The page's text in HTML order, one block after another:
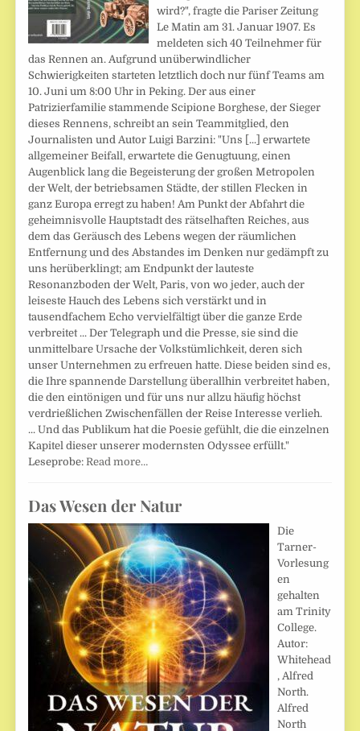
wird?", fragte die Pariser Zeitung
Le Matin am 31. Januar 1907. Es
meldeten sich 40 Teilnehmer für
das Rennen an. Aufgrund unüberwindlicher
Schwierigkeiten starteten letztlich doch nur fünf Teams am
10. Juni um 8:00 Uhr in Peking. Der aus einer
Patrizierfamilie stammende Scipione Borghese, der Sieger
dieses Rennens, schreibt an sein Teammitglied, den
Journalisten und Autor Luigi Barzini: "Uns [...] erwartete
allgemeiner Beifall, erwartete die Genugtuung, einen
Augenblick lang die Begeisterung der großen Metropolen
der Welt, der betriebsamen Städte, der stillen Flecken in
ganz Europa erregt zu haben! Am Punkt der Abfahrt die
geheimnisvolle Hauptstadt des rätselhaften Reiches, aus
dem das Geräusch des Lebens wegen der räumlichen
Entfernung und des Abstandes im Denken nur gedämpft zu
uns herüberklingt; am Endpunkt der lauteste
Resonanzboden der Welt, Paris, von wo jeder, auch der
leiseste Hauch des Lebens sich verstärkt und in
tausendfachem Echo vervielfältigt über die ganze Erde
verbreitet ... Der Telegraph und die Presse, sie sind die
unmittelbare Ursache der Volkstümlichkeit, deren sich
unser Unternehmen zu erfreuen hatte. Diese beiden sind es,
die Ihre spannende Darstellung überallhin verbreitet haben,
die den eintönigen und für uns nur allzu häufig höchst
verdrießlichen Zwischenfällen der Reise Interesse verlieh.
... Und das Publikum hat die Poesie gefühlt, die die einzelnen
Kapitel dieser unserer modernsten Odyssee erfüllt."
Leseprobe: Read more…
Das Wesen der Natur
Die
Tarner-
Vorlesung
en
gehalten
am Trinity
College.
Autor:
Whitehead
, Alfred
North.
Alfred
North